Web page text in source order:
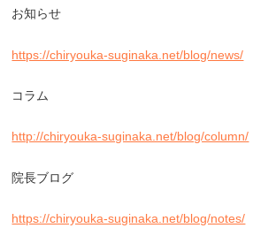
お知らせ
https://chiryouka-suginaka.net/blog/news/
コラム
http://chiryouka-suginaka.net/blog/column/
院長ブログ
https://chiryouka-suginaka.net/blog/notes/